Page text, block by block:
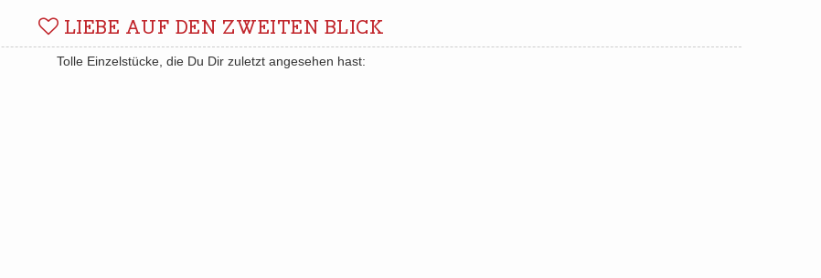
LIEBE AUF DEN ZWEITEN BLICK
Tolle Einzelstücke, die Du Dir zuletzt angesehen hast: